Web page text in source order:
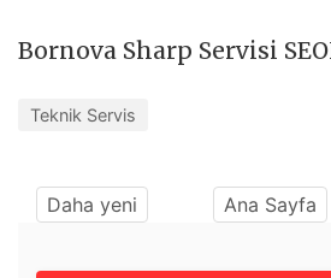
Bornova Sharp Servisi
Teknik Servis
Daha yeni Ana Sayfa